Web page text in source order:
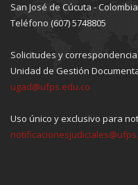
San José de Cúcuta - Colombia
Teléfono (607) 5748805
Solicitudes y correspondencia
Unidad de Gestión
ugad@ufps.edu.co
Uso único y exclusivo para